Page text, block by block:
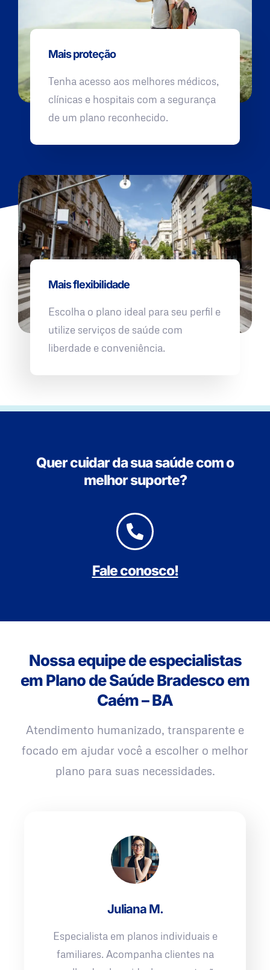
Mais proteção
Tenha acesso aos melhores médicos,
clínicas e hospitais com a segurança
de um plano reconhecido.
Mais flexibilidade
Escolha o plano ideal para seu perfil e
utilize serviços de saúde com
liberdade e conveniência.
Quer cuidar da sua saúde com o
melhor suporte?
Fale conosco!
Nossa equipe de especialistas
em Plano de Saúde Bradesco em
Caém – BA
Atendimento humanizado, transparente e
focado em ajudar você a escolher o melhor
plano para suas necessidades.
Juliana M.
Especialista em planos individuais e
familiares. Acompanha clientes na